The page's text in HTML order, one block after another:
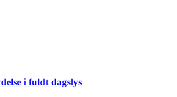
i fuldt dagslys